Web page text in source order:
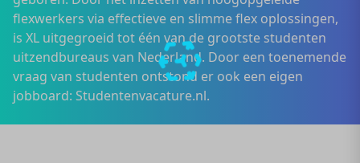
flexwerkers via effectieve en slimme flex oplossingen,
is XL uitgegroeid tot één van de grootste studenten
uitzendbureaus van Nederland. Door een toenemende
vraag van studenten ontstond er ook een eigen
jobboard: Studentenvacature.nl.